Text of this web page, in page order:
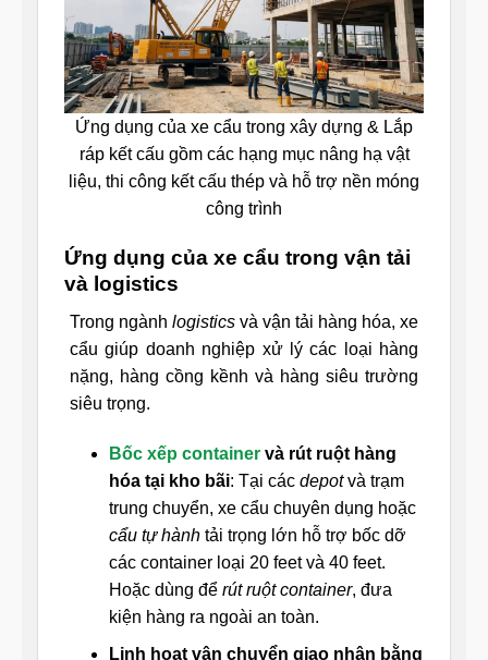
Ứng dụng của xe cẩu trong xây dựng & Lắp
ráp kết cấu gồm các hạng mục nâng hạ vật
liệu, thi công kết cấu thép và hỗ trợ nền móng
công trình
Ứng dụng của xe cẩu trong vận tải
và logistics
Trong ngành logistics và vận tải hàng hóa, xe
cẩu giúp doanh nghiệp xử lý các loại hàng
nặng, hàng cồng kềnh và hàng siêu trường
siêu trọng.
Bốc xếp containervà rút ruột hàng
hóa tại kho bãi: Tại các depotvà trạm
trung chuyển, xe cẩu chuyên dụng hoặc
cẩu tự hànhtải trọng lớn hỗ trợ bốc dỡ
các container loại 20 feet và 40 feet.
Hoặc dùng để rút ruột container, đưa
kiện hàng ra ngoài an toàn.
Linh hoạt vận chuyển giao nhận bằng